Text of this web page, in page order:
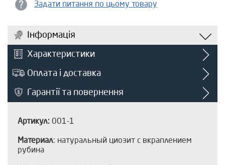
Задати питання по цьому товару
Інформація
Характеристики
Оплата і доставка
Гарантії та повернення
Артикул: 001-1
Материал: натуральный циозит с вкраплением
рубина